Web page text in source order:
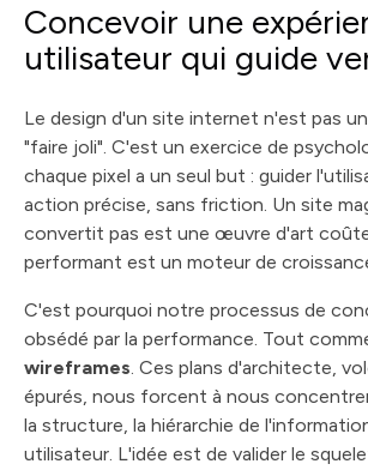
Concevoir une
utilisateur qui guide
Le design d'un site internet n'est pas
"faire joli". C'est un exercice de
chaque pixel a un seul but : guider
action précise, sans friction. Un site
convertit pas est une œuvre d'art
performant est un moteur de
C'est pourquoi notre processus de
obsédé par la performance. Tout
wireframes. Ces plans d'architecte,
épurés, nous forcent à nous
la structure, la hiérarchie de
utilisateur. L'idée est de valider le